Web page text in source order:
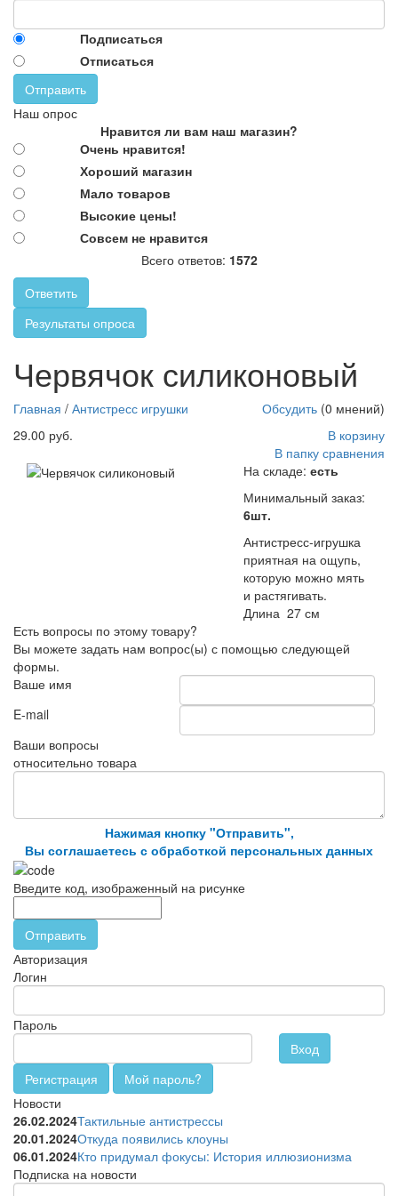
Подписаться
Отписаться
Отправить
Наш опрос
Нравится ли вам наш магазин?
Очень нравится!
Хороший магазин
Мало товаров
Высокие цены!
Совсем не нравится
Всего ответов: 1572
Ответить
Результаты опроса
ощупь, которую можно мять и растягивать. Длина 27 см
http://parkservis.ru/data/small/16338574.jpg
http://parkservis.ru/product_5086.html
29 USD In stock
Червячок силиконовый
Обсудить (0 мнений)
Главная / Антистресс игрушки
29.00 руб.
В корзину
В папку сравнения
На складе: есть
Минимальный заказ:
6шт.
Антистресс-игрушка
приятная на ощупь,
которую можно мять
и растягивать.
Длина 27 см
Есть вопросы по этому товару?
Вы можете задать нам вопрос(ы) с помощью следующей
формы.
Ваше имя
E-mail
Ваши вопросы
относительно товара
Нажимая кнопку "Отправить",
Вы соглашаетесь с обработкой персональных данных
Введите код, изображенный на рисунке
Отправить
Авторизация
Логин
Пароль
Вход
Регистрация
Мой пароль?
Новости
26.02.2024Тактильные антистрессы
20.01.2024Откуда появились клоуны
06.01.2024Кто придумал фокусы: История иллюзионизма
Подписка на новости